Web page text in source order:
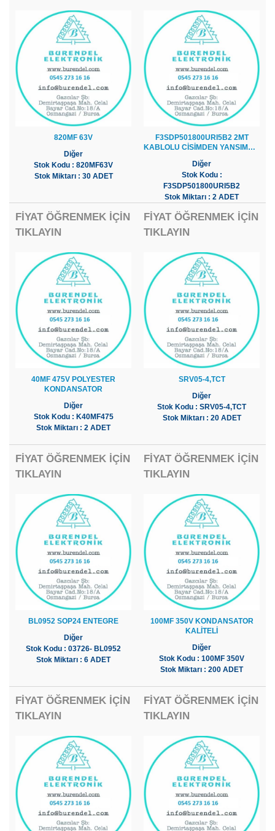
820MF 63V
Diğer
Stok Kodu : 820MF63V
Stok Miktarı : 30 ADET
FİYAT ÖĞRENMEK İÇİN
TIKLAYIN
F3SDP501800URI5B2 2MT
KABLOLU CİSİMDEN YANSIMALI
Diğer
Stok Kodu :
F3SDP501800URI5B2
Stok Miktarı : 2 ADET
FİYAT ÖĞRENMEK İÇİN
TIKLAYIN
40MF 475V POLYESTER
KONDANSATOR
Diğer
Stok Kodu : K40MF475
Stok Miktarı : 2 ADET
FİYAT ÖĞRENMEK İÇİN
TIKLAYIN
SRV05-4,TCT
Diğer
Stok Kodu : SRV05-4,TCT
Stok Miktarı : 20 ADET
FİYAT ÖĞRENMEK İÇİN
TIKLAYIN
BL0952 SOP24 ENTEGRE
Diğer
Stok Kodu : 03726- BL0952
Stok Miktarı : 6 ADET
FİYAT ÖĞRENMEK İÇİN
TIKLAYIN
100MF 350V KONDANSATOR
KALİTELİ
Diğer
Stok Kodu : 100MF 350V
Stok Miktarı : 200 ADET
FİYAT ÖĞRENMEK İÇİN
TIKLAYIN